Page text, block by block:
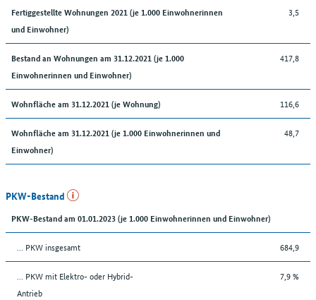
Fertiggestellte Wohnungen 2021 (je 1.000 Einwohnerinnen
und Einwohner)
3,5
Bestand an Wohnungen am 31.12.2021 (je 1.000
Einwohnerinnen und Einwohner)
417,8
Wohnfläche am 31.12.2021 (je Wohnung) 116,6
Wohnfläche am 31.12.2021 (je 1.000 Einwohnerinnen und
Einwohner)
48,7
PKW-Bestand
PKW-Bestand am 01.01.2023 (je 1.000 Einwohnerinnen und Einwohner)
… PKW insgesamt 684,9
… PKW mit Elektro- oder Hybrid-
Antrieb
7,9 %